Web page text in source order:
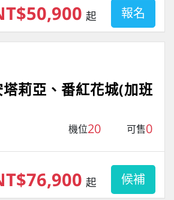
起 報名
莉亞、番紅花城(加班
機位20 可售0
起 候補